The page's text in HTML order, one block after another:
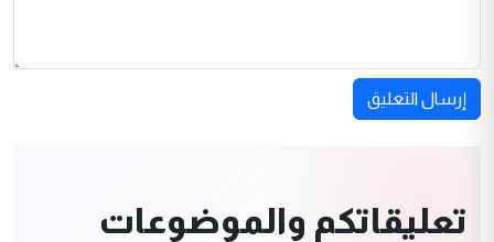
إرسال التعليق
تعليقاتكم والموضوعات